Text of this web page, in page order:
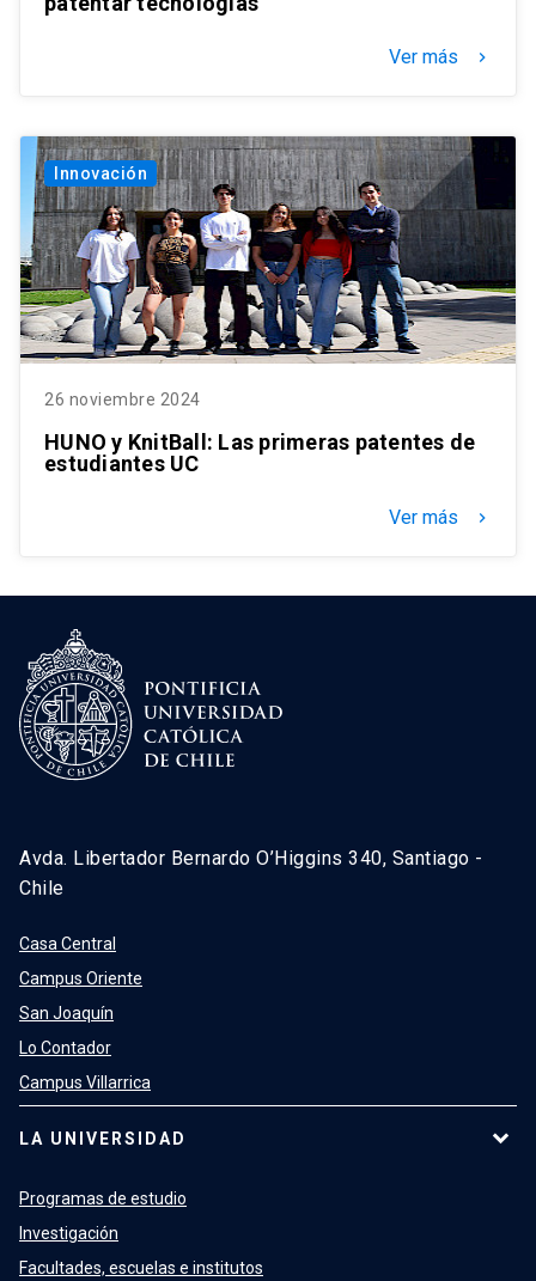
Ver más keyboard_arrow_right
Innovación
26 noviembre 2024
HUNO y KnitBall: Las primeras patentes de
estudiantes UC
Ver más keyboard_arrow_right
Avda. Libertador Bernardo O’Higgins 340, Santiago -
Chile
Casa Central
Campus Oriente
San Joaquín
Lo Contador
Campus Villarrica
LA UNIVERSIDAD
Programas de estudio
Investigación
Facultades, escuelas e institutos